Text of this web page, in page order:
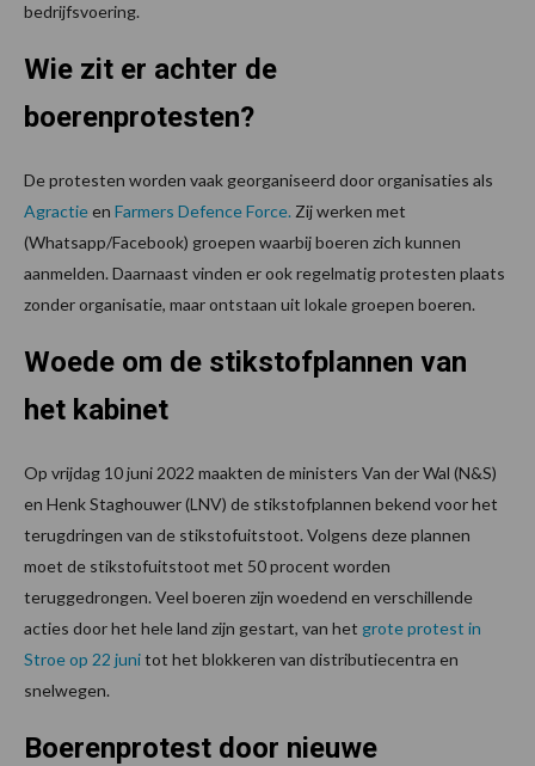
bedrijfsvoering.
Wie zit er achter de
boerenprotesten?
De protesten worden vaak georganiseerd door organisaties als
Agractieen Farmers Defence Force. Zij werken met
(Whatsapp/Facebook) groepen waarbij boeren zich kunnen
aanmelden. Daarnaast vinden er ook regelmatig protesten plaats
zonder organisatie, maar ontstaan uit lokale groepen boeren.
Woede om de stikstofplannen van
het kabinet
Op vrijdag 10 juni 2022 maakten de ministers Van der Wal (N&S)
en Henk Staghouwer (LNV) de stikstofplannen bekend voor het
terugdringen van de stikstofuitstoot. Volgens deze plannen
moet de stikstofuitstoot met 50 procent worden
teruggedrongen. Veel boeren zijn woedend en verschillende
acties door het hele land zijn gestart, van het grote protest in
Stroe op 22 junitot het blokkeren van distributiecentra en
snelwegen.
Boerenprotest door nieuwe